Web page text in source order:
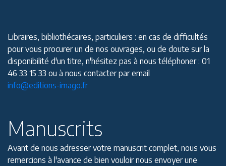
Libraires, bibliothécaires, particuliers : en cas de difficultés
pour vous procurer un de nos ouvrages, ou de doute sur la
disponibilité d'un titre, n'hésitez pas à nous téléphoner : 01
46 33 15 33 ou à nous contacter par email
info@editions-imago.fr
Manuscrits
Avant de nous adresser votre manuscrit complet, nous vous
remercions à l'avance de bien vouloir nous envoyer une